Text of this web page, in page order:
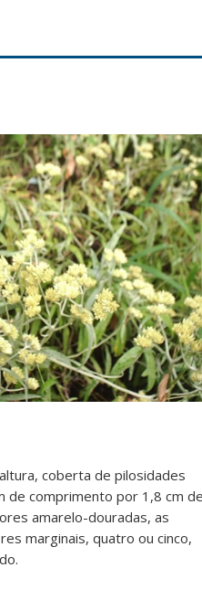
coberta de pilosidades
de comprimento por 1,8 cm de
amarelo-douradas, as
marginais, quatro ou cinco,